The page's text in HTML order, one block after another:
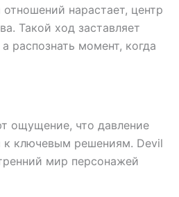
нарастает, центр
Такой ход заставляет
распознать момент, когда
ощущение, что давление
к ключевым решениям. Devil
мир персонажей